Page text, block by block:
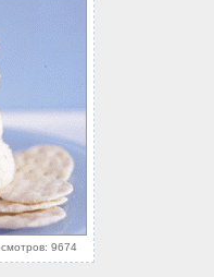
9674